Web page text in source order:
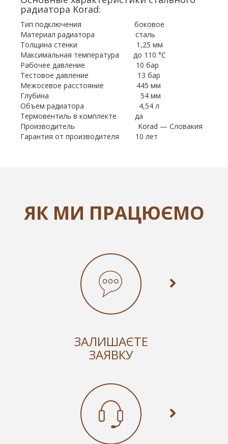
радиатора Korad:
Тип подключения боковое
Материал радиатора сталь
Толщина стенки 1,25 мм
Максимальная температура до 110 °С
Рабочее давление 10 бар
Тестовое давление 13 бар
Межосевое расстояние 445 мм
Глубина 54 мм
Объем радиатора 4,54 л
Термовентиль в комплекте да
Производитель Korad — Словакия
Гарантия от производителя 10 лет
ЯК МИ ПРАЦЮЄМО
ЗАЛИШАЄТЕ
ЗАЯВКУ